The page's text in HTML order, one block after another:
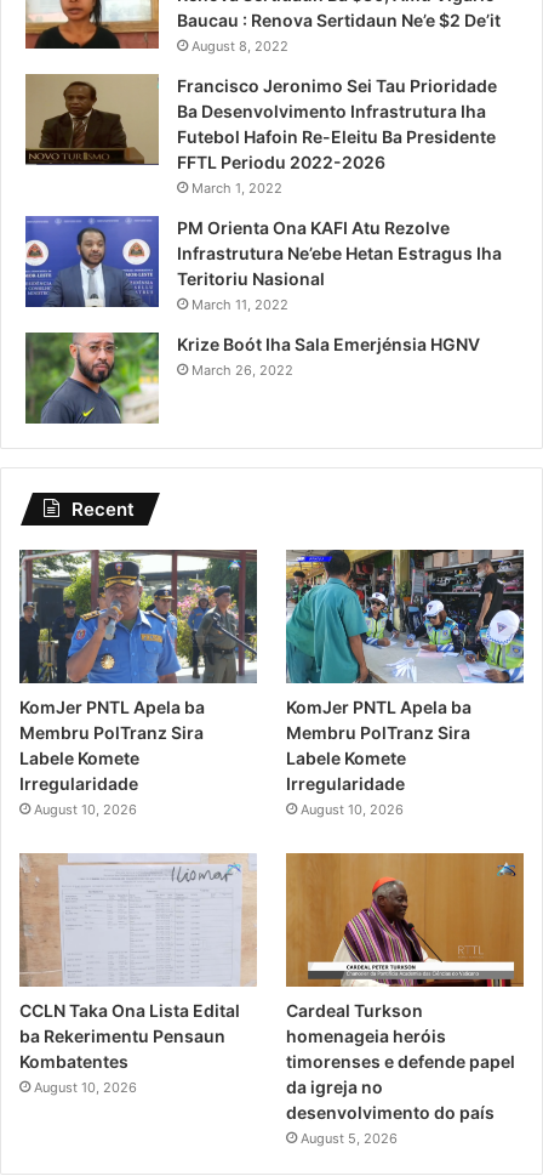
Baucau : Renova Sertidaun Ne’e $2 De’it
August 8, 2022
Francisco Jeronimo Sei Tau Prioridade
Ba Desenvolvimento Infrastrutura Iha
Futebol Hafoin Re-Eleitu Ba Presidente
FFTL Periodu 2022-2026
March 1, 2022
PM Orienta Ona KAFI Atu Rezolve
Infrastrutura Ne’ebe Hetan Estragus Iha
Teritoriu Nasional
March 11, 2022
Krize Boót Iha Sala Emerjénsia HGNV
March 26, 2022
Recent
KomJer PNTL Apela ba
Membru PolTranz Sira
Labele Komete
Irregularidade
August 10, 2026
KomJer PNTL Apela ba
Membru PolTranz Sira
Labele Komete
Irregularidade
August 10, 2026
CCLN Taka Ona Lista Edital
ba Rekerimentu Pensaun
Kombatentes
August 10, 2026
Cardeal Turkson
homenageia heróis
timorenses e defende papel
da igreja no
desenvolvimento do país
August 5, 2026